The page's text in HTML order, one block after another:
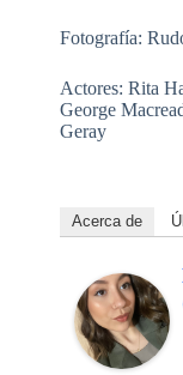
Fotografía:
Actores: Rita
George
Geray
Acerca de